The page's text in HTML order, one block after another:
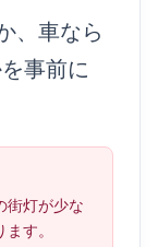
、車なら
事前に
街灯が少な
す。